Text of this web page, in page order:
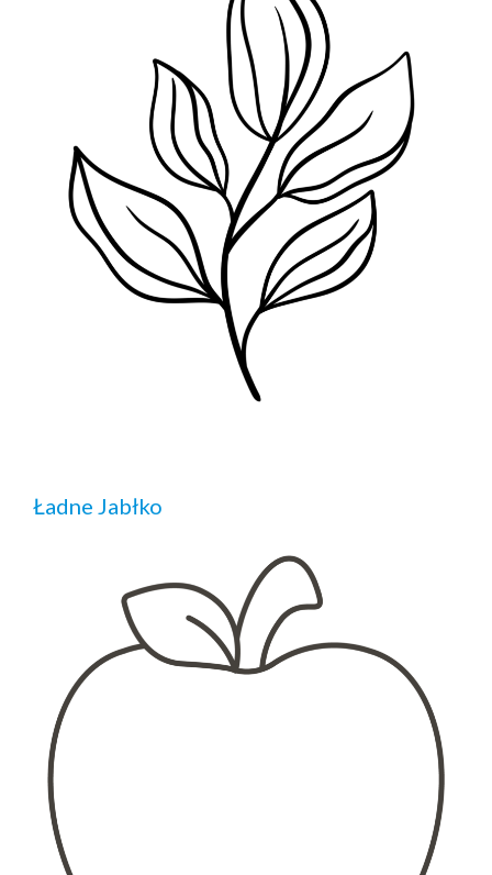
Ładne Jabłko